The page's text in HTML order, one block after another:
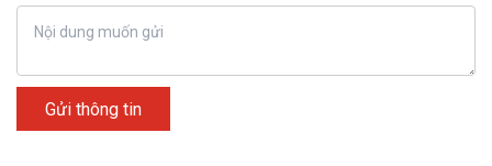
Gửi thông tin